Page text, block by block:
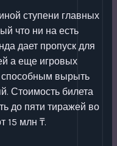
ступени главных
что ни на есть
дает пропуск для
а еще игровых
способным вырыть
Стоимость билета
до пяти тиражей во
15 млн ₸.